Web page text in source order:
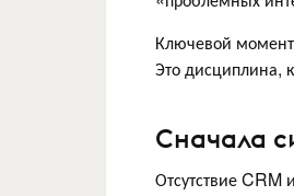
Ключевой
Это дисциплина,
Сначала
Отсутствие CRM